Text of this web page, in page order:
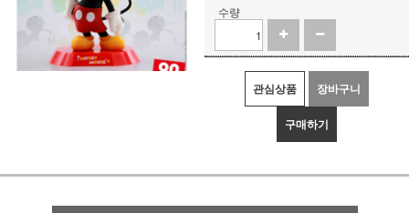
수량
관심상품 장바구니
구매하기